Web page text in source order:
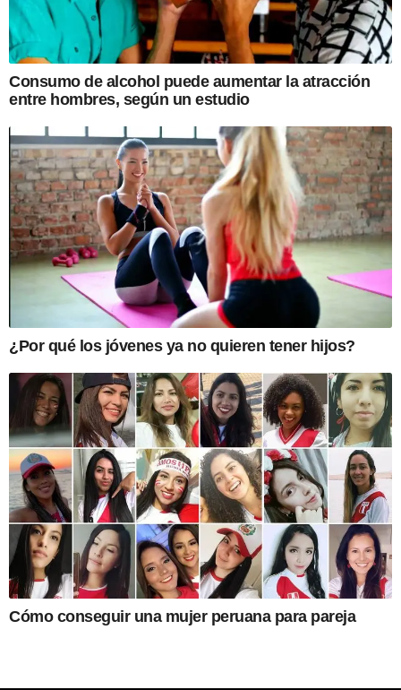
Consumo de alcohol puede aumentar la atracción
entre hombres, según un estudio
¿Por qué los jóvenes ya no quieren tener hijos?
Cómo conseguir una mujer peruana para pareja